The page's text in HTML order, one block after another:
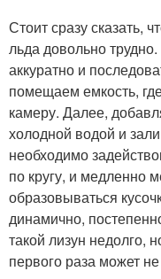
Стоит сразу сказать,
льда довольно
аккуратно и
помещаем емкость,
камеру. Далее,
холодной водой и
необходимо
по кругу, и медленно
образовываться
динамично,
такой лизун недолго,
первого раза может